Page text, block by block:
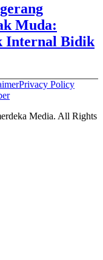
Muda:
Internal Bidik
Privacy Policy
Media. All Rights